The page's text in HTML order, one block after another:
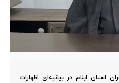
استان ایلام در بیانیه‌ای اظهارات